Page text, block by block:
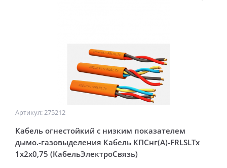
Артикул: 275212
Кабель огнестойкий с низким показателем
дымо.-газовыделения Кабель КПСнг(А)-FRLSLTx
1x2x0,75 (КабельЭлектроСвязь)